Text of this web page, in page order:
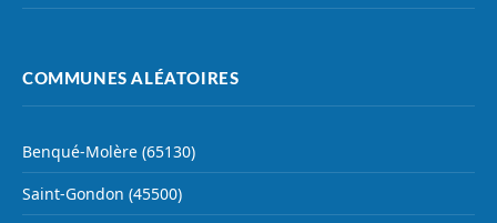
COMMUNES ALÉATOIRES
Benqué-Molère (65130)
Saint-Gondon (45500)